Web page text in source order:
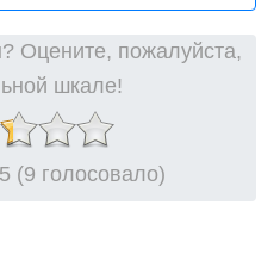
Оцените, пожалуйста,
шкале!
(9 голосовало)